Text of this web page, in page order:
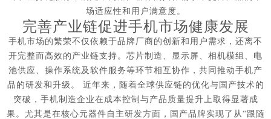
场适应性和用户满意度。
完善产业链促进手机市场健康发展
手机市场的繁荣不仅依赖于品牌厂商的创新和用户需求，还离不
开完整而高效的产业链支持。芯片制造、显示屏、相机模组、电
池供应、操作系统及软件服务等环节相互协作，共同推动手机产
品的研发和升级。 近年来，随着全球供应链的优化与国产技术的
突破，手机制造企业在成本控制与产品质量提升上取得显著成
果。尤其是在核心元器件自主研发方面，国产品牌实现了从“跟随